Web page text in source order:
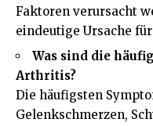
Faktoren verursacht
eindeutige Ursache
Was sind die
Arthritis?
Die häufigsten
Gelenkschmerzen,